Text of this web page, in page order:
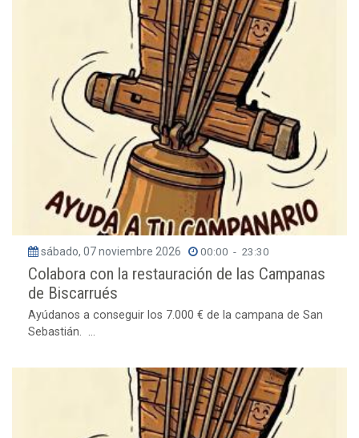
sábado, 07 noviembre 2026 00:00 - 23:30
Colabora con la restauración de las Campanas
de Biscarrués
Ayúdanos a conseguir los 7.000 € de la campana de San
Sebastián. ...